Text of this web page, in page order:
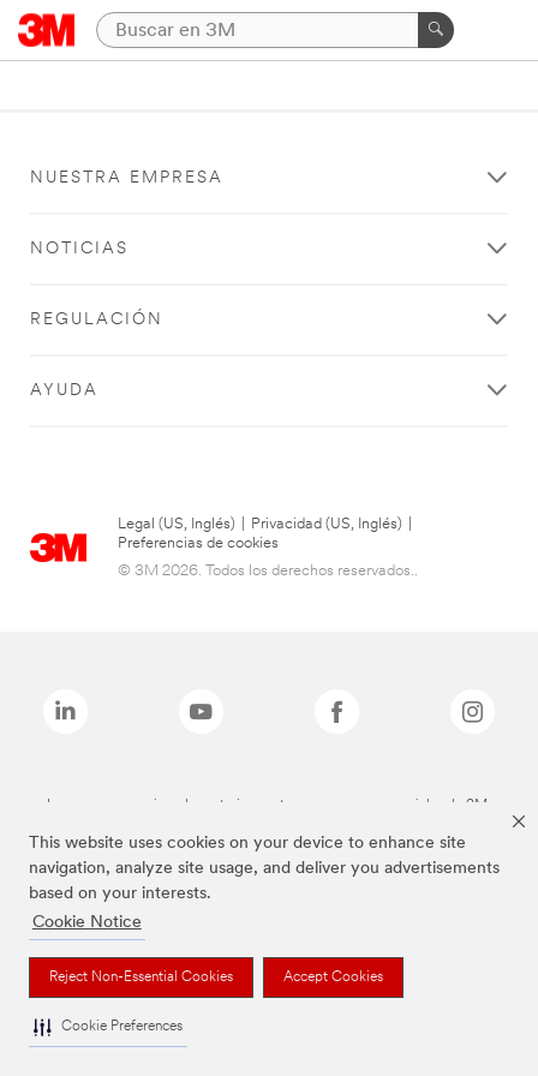
This website uses cookies on your device to enhance site
navigation, analyze site usage, and deliver you advertisements
based on your interests.
Cookie Notice
Reject Non-Essential Cookies Accept Cookies
Cookie Preferences
NUESTRA EMPRESA
NOTICIAS
REGULACIÓN
AYUDA
Legal (US, Inglés) Privacidad (US, Inglés)
Preferencias de cookies
© 3M 2026. Todos los derechos reservados..
Las marcas mencionadas anteriormente son marcas comerciales de 3M.